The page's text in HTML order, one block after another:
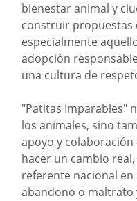
bienestar animal y
construir propuestas
especialmente
adopción
una cultura de
"Patitas Imparables"
los animales, sino
apoyo y
hacer un cambio
referente nacional
abandono o maltrato